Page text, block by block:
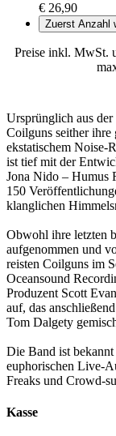
€ 26,90
Zuerst Anzahl
Preise inkl. MwSt.
Ursprünglich aus
Coilguns seither ihre
ekstatischem Noise-
ist tief mit der
Jona Nido – Humus
150
klanglichen
Obwohl ihre letzten
aufgenommen und
reisten Coilguns im
Oceansound
Produzent Scott
auf, das
Tom Dalgety
Die Band ist
euphorischen Live-
Freaks und Crowd-
Kasse